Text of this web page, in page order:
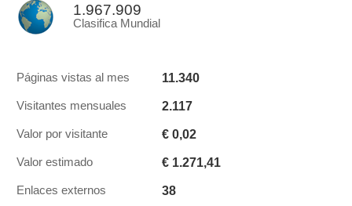
1.967.909
Clasifica Mundial
Páginas vistas al mes 11.340
Visitantes mensuales 2.117
Valor por visitante € 0,02
Valor estimado € 1.271,41
Enlaces externos 38